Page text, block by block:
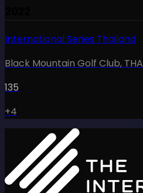
International Series Thailand
Black Mountain Golf Club, THA
135
+4